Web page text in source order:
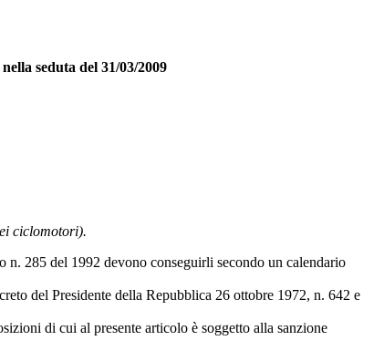
seduta del 31/03/2009
ciclomotori).
285 del 1992 devono conseguirli secondo un calendario
del Presidente della Repubblica 26 ottobre 1972, n. 642 e
di cui al presente articolo è soggetto alla sanzione